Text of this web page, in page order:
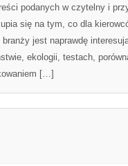
podanych w czytelny i
się na tym, co dla
jest naprawdę
ekologii, testach,
[…]